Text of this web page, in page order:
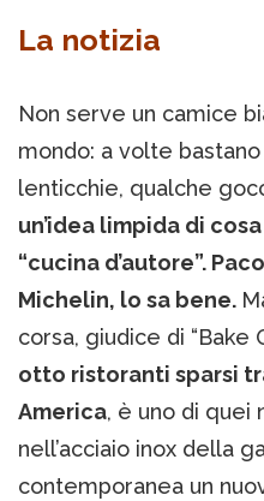
La notizia
Non serve un camice
mondo: a volte
lenticchie, qualche
un’idea limpida di
“cucina d’autore”.
Michelin, lo sa bene.
corsa, giudice di “Bake
otto ristoranti sparsi
America, è uno di quei
nell’acciaio inox della
contemporanea un